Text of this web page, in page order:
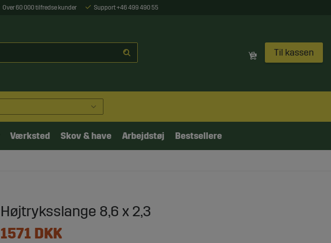
Over 60 000 tilfredse kunder Support +46 499 490 55
Til kassen
Værksted Skov & have Arbejdstøj Bestsellere
Højtryksslange 8,6 x 2,3
1571 DKK